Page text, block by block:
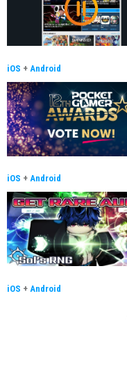
iOS + Android
iOS + Android
iOS + Android